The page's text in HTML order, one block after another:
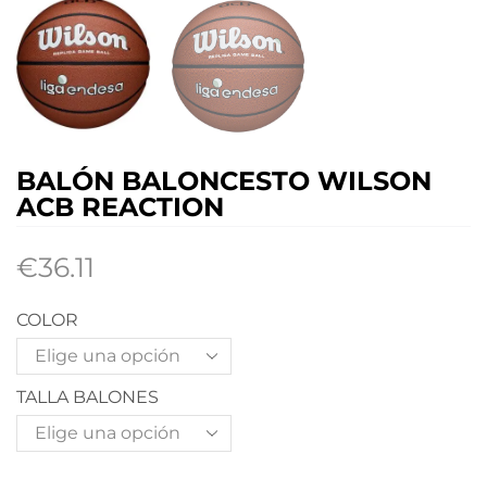
BALÓN BALONCESTO WILSON
ACB REACTION
€36.11
COLOR
TALLA BALONES